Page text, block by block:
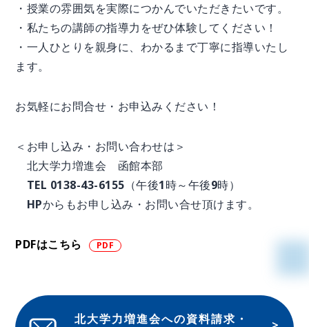
・授業の雰囲気を実際につかんでいただきたいです。
・私たちの講師の指導力をぜひ体験してください！
・一人ひとりを親身に、わかるまで丁寧に指導いたし
ます。
お気軽にお問合せ・お申込みください！
＜お申し込み・お問い合わせは＞
北大学力増進会 函館本部
TEL 0138-43-6155（午後1時～午後9時）
HPからもお申し込み・お問い合せ頂けます。
PDFはこちら
北大学力増進会への資料請求・